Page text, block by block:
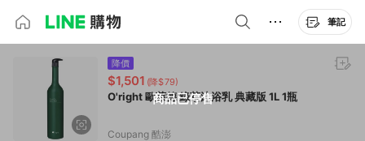
筆記
商品已停售
降價
$1,501 (降$79)
O'right 歐萊德 綠茶沐浴乳 典藏版 1L 1瓶
Coupang 酷澎